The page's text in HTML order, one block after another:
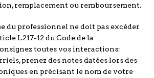
remplacement ou remboursement.
du professionnel ne doit pas excéder
L217-12 du Code de la
toutes vos interactions:
prenez des notes datées lors des
en précisant le nom de votre